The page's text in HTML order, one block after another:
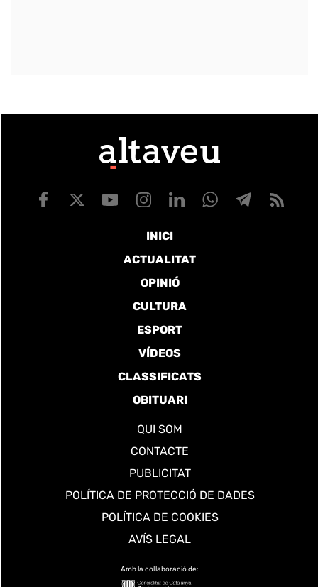
INICI
ACTUALITAT
OPINIÓ
CULTURA
ESPORT
VÍDEOS
CLASSIFICATS
OBITUARI
QUI SOM
CONTACTE
PUBLICITAT
POLÍTICA DE PROTECCIÓ DE DADES
POLÍTICA DE COOKIES
AVÍS LEGAL
Amb la col·laboració de: